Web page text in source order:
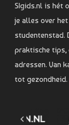
SIgids.nl is hét
je alles over
studentenstad.
praktische tips,
adressen. Van
tot gezondheid.